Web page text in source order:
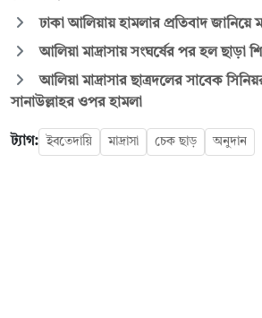
ঢাকা আলিয়ায় হামলার প্রতিবাদ জানিয়ে
আলিয়া মাদ্রাসায় সংঘর্ষের পর হল ছাড়া
আলিয়া মাদ্রাসার ছাত্রদলের সাবেক
সানাউল্লাহর ওপর হামলা
ট্যাগ: ইবতেদায়ি মাদ্রাসা চেক ছাড় অনুদান